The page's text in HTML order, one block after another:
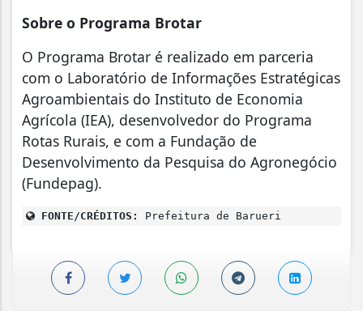
Sobre o Programa Brotar
O Programa Brotar é realizado em parceria
com o Laboratório de Informações Estratégicas
Agroambientais do Instituto de Economia
Agrícola (IEA), desenvolvedor do Programa
Rotas Rurais, e com a Fundação de
Desenvolvimento da Pesquisa do Agronegócio
(Fundepag).
FONTE/CRÉDITOS: Prefeitura de Barueri